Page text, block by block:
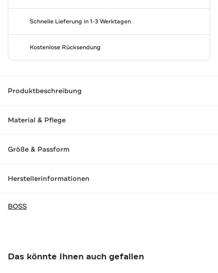
Schnelle Lieferung in 1-3 Werktagen
Kostenlose Rücksendung
Produktbeschreibung
Material & Pflege
Größe & Passform
Herstellerinformationen
BOSS
Das könnte Ihnen auch gefallen